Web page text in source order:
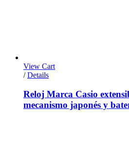
View Cart
/ Details
Reloj Marca Casio
mecanismo japonés y